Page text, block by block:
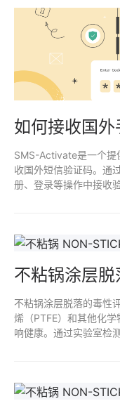
如何接收国
SMS-Activate是一个提
收国外短信验证码。通
册、登录等操作中接收
不粘锅涂层
不粘锅涂层脱落的毒性
烯（PTFE）和其他化
响健康。通过实验室检